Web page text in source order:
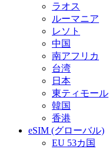
ラオス
ルーマニア
レソト
中国
南アフリカ
台湾
日本
東ティモール
韓国
香港
eSIM (グローバル)
EU 53カ国